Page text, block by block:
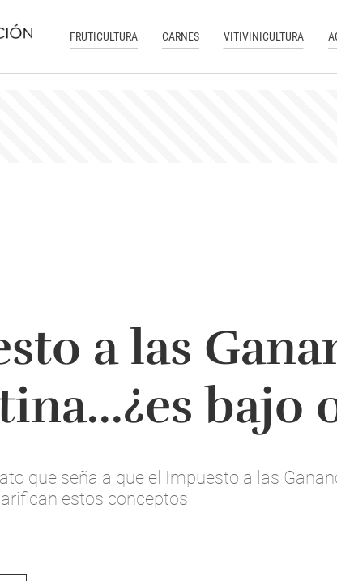
FRUTICULTURA CARNES VITIVINICULTURA
a las
bajo
que señala que el Impuesto a las
estos conceptos